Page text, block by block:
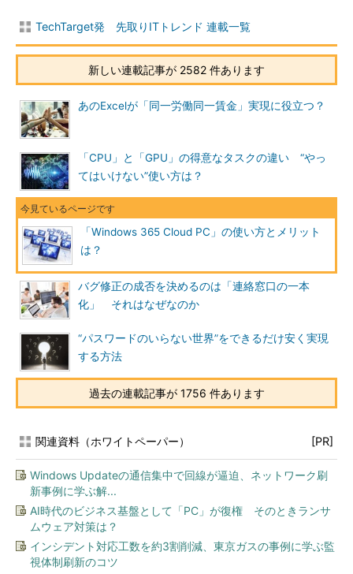
TechTarget発 先取りITトレンド 連載一覧
新しい連載記事が 2582 件あります
あのExcelが「同一労働同一賃金」実現に役立つ？
「CPU」と「GPU」の得意なタスクの違い “やっ
てはいけない”使い方は？
「Windows 365 Cloud PC」の使い方とメリット
は？
バグ修正の成否を決めるのは「連絡窓口の一本
化」 それはなぜなのか
“パスワードのいらない世界”をできるだけ安く実現
する方法
過去の連載記事が 1756 件あります
関連資料（ホワイトペーパー） [PR]
Windows Updateの通信集中で回線が逼迫、ネットワーク刷
新事例に学ぶ解...
AI時代のビジネス基盤として「PC」が復権 そのときランサ
ムウェア対策は？
インシデント対応工数を約3割削減、東京ガスの事例に学ぶ監
視体制刷新のコツ